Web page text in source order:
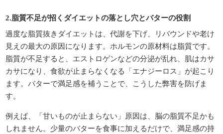
2.脂質不足が招くダイエットの落とし穴とバターの役割
過度な脂質抜きダイエットは、代謝を下げ、リバウンドや老け
見えの最大の原因になります。ホルモンの原材料は脂質です。
脂質が不足すると、エストロゲンなどの分泌が乱れ、肌はカサ
カサになり、食欲が止まらなくなる「エナジーロス」が起こり
ます。バターで満足感を補うことで、こうした弊害を防げま
す。
例えば、「甘いものが止まらない」原因は、脳の脂質不足かも
しれません。少量のバターを食事に加えるだけで、満足感の持